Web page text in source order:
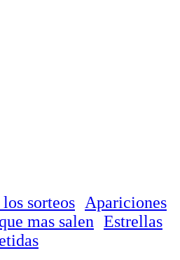
sorteos
Apariciones
mas salen Estrellas